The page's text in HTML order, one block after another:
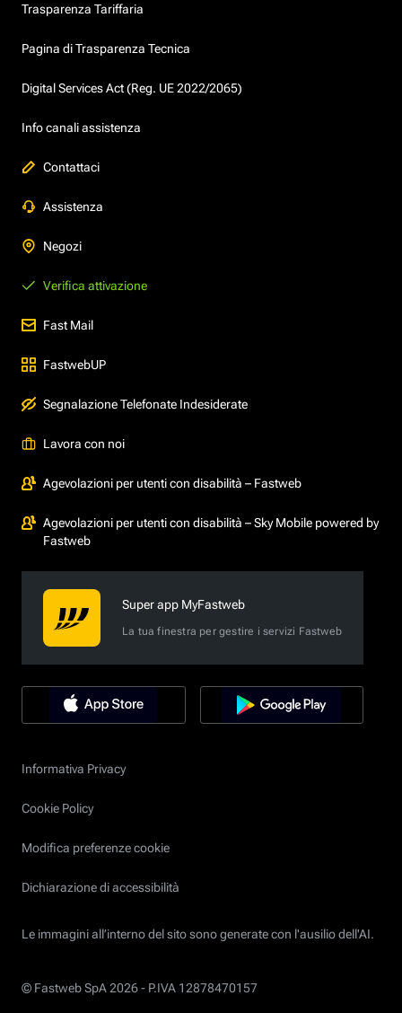
Trasparenza Tariffaria
Pagina di Trasparenza Tecnica
Digital Services Act (Reg. UE 2022/2065)
Info canali assistenza
Contattaci
Assistenza
Negozi
Verifica attivazione
Fast Mail
FastwebUP
Segnalazione Telefonate Indesiderate
Lavora con noi
Agevolazioni per utenti con disabilità – Fastweb
Agevolazioni per utenti con disabilità – Sky Mobile powered by
Fastweb
Super app MyFastweb
La tua finestra per gestire i servizi Fastweb
Informativa Privacy
Cookie Policy
Modifica preferenze cookie
Dichiarazione di accessibilità
Le immagini all’interno del sito sono generate con l'ausilio dell'AI.
© Fastweb SpA 2026 - P.IVA 12878470157